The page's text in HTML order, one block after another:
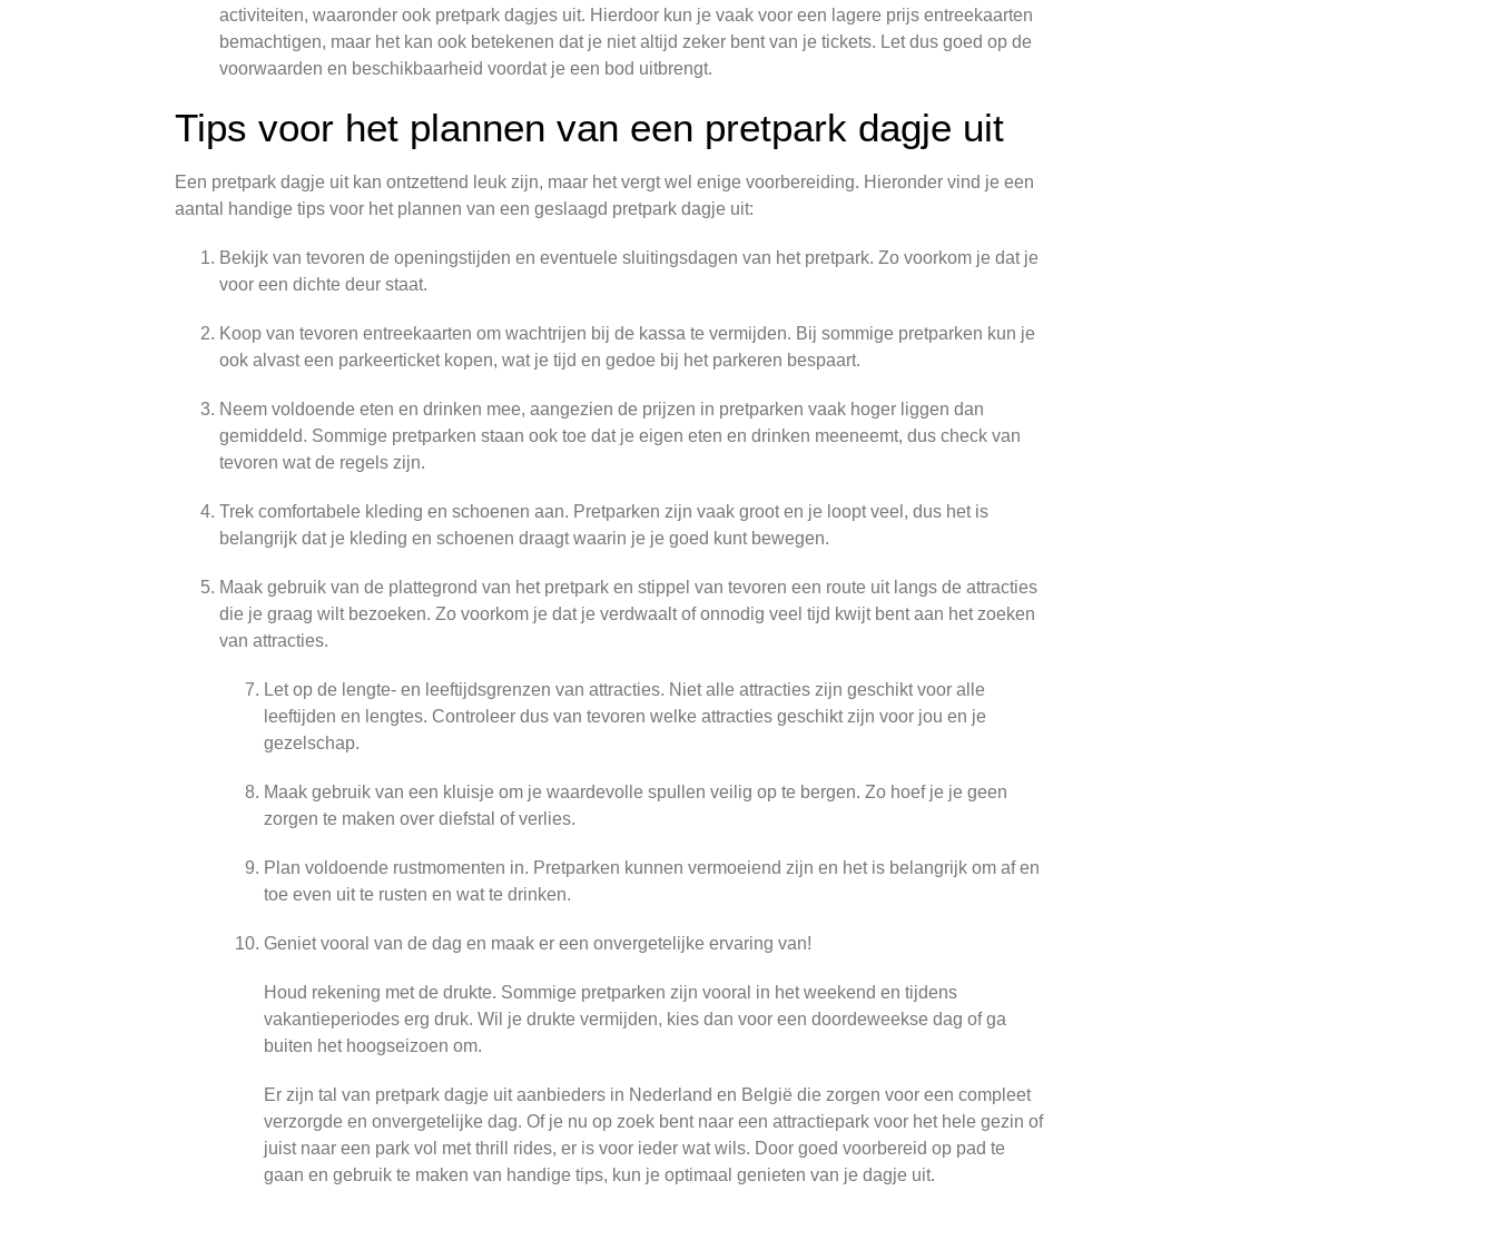
activiteiten, waaronder ook pretpark dagjes uit. Hierdoor kun je vaak voor een lagere prijs entreekaarten
bemachtigen, maar het kan ook betekenen dat je niet altijd zeker bent van je tickets. Let dus goed op de
voorwaarden en beschikbaarheid voordat je een bod uitbrengt.
Tips voor het plannen van een pretpark dagje uit
Een pretpark dagje uit kan ontzettend leuk zijn, maar het vergt wel enige voorbereiding. Hieronder vind je een
aantal handige tips voor het plannen van een geslaagd pretpark dagje uit:
Bekijk van tevoren de openingstijden en eventuele sluitingsdagen van het pretpark. Zo voorkom je dat je
voor een dichte deur staat.
Koop van tevoren entreekaarten om wachtrijen bij de kassa te vermijden. Bij sommige pretparken kun je
ook alvast een parkeerticket kopen, wat je tijd en gedoe bij het parkeren bespaart.
Neem voldoende eten en drinken mee, aangezien de prijzen in pretparken vaak hoger liggen dan
gemiddeld. Sommige pretparken staan ook toe dat je eigen eten en drinken meeneemt, dus check van
tevoren wat de regels zijn.
Trek comfortabele kleding en schoenen aan. Pretparken zijn vaak groot en je loopt veel, dus het is
belangrijk dat je kleding en schoenen draagt waarin je je goed kunt bewegen.
Maak gebruik van de plattegrond van het pretpark en stippel van tevoren een route uit langs de attracties
die je graag wilt bezoeken. Zo voorkom je dat je verdwaalt of onnodig veel tijd kwijt bent aan het zoeken
van attracties.
Let op de lengte- en leeftijdsgrenzen van attracties. Niet alle attracties zijn geschikt voor alle
leeftijden en lengtes. Controleer dus van tevoren welke attracties geschikt zijn voor jou en je
gezelschap.
Maak gebruik van een kluisje om je waardevolle spullen veilig op te bergen. Zo hoef je je geen
zorgen te maken over diefstal of verlies.
Plan voldoende rustmomenten in. Pretparken kunnen vermoeiend zijn en het is belangrijk om af en
toe even uit te rusten en wat te drinken.
Geniet vooral van de dag en maak er een onvergetelijke ervaring van!
Houd rekening met de drukte. Sommige pretparken zijn vooral in het weekend en tijdens
vakantieperiodes erg druk. Wil je drukte vermijden, kies dan voor een doordeweekse dag of ga
buiten het hoogseizoen om.
Er zijn tal van pretpark dagje uit aanbieders in Nederland en België die zorgen voor een compleet
verzorgde en onvergetelijke dag. Of je nu op zoek bent naar een attractiepark voor het hele gezin of
juist naar een park vol met thrill rides, er is voor ieder wat wils. Door goed voorbereid op pad te
gaan en gebruik te maken van handige tips, kun je optimaal genieten van je dagje uit.